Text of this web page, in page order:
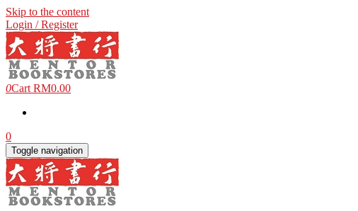
Skip to the content
Login / Register
0Cart RM0.00
0
Toggle navigation